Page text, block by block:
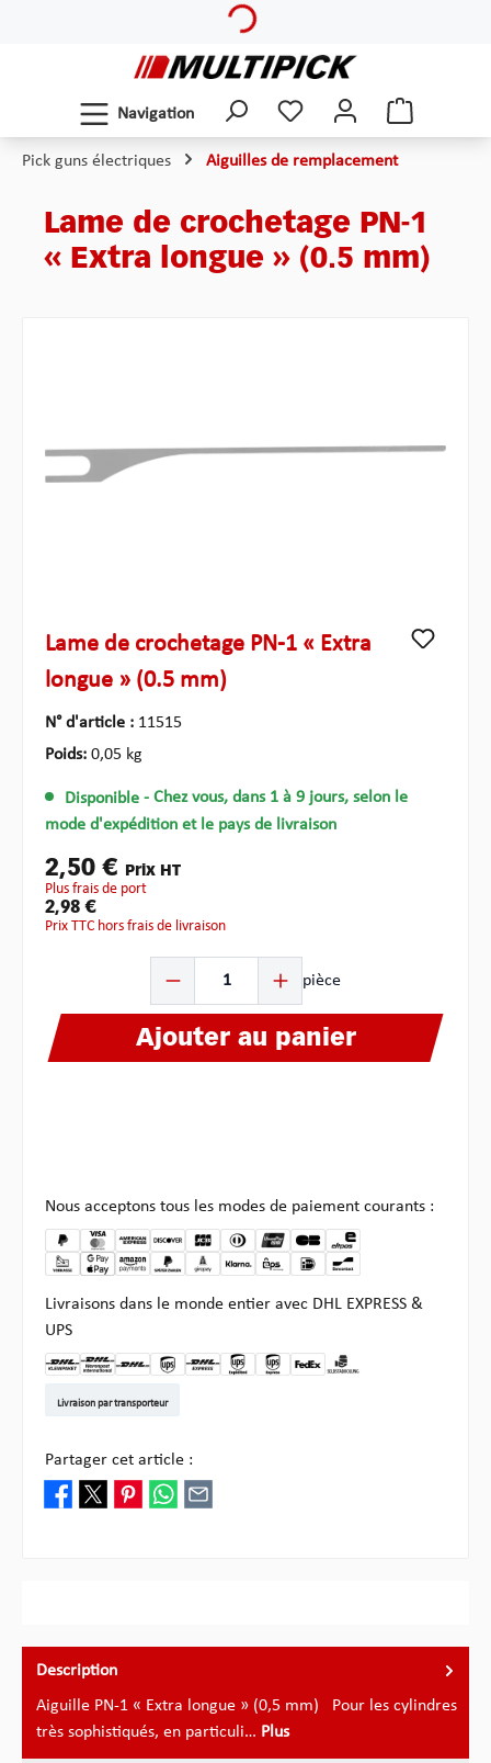
Navigation
Pick guns électriques Aiguilles de remplacement
Lame de crochetage PN-1
« Extra longue » (0.5 mm)
Lame de crochetage PN-1 « Extra
longue » (0.5 mm)
N° d'article : 11515
Poids: 0,05 kg
Disponible - Chez vous, dans 1 à 9 jours, selon le
mode d'expédition et le pays de livraison
2,50 € Prix HT
plus frais de port
2,98 €
Prix TTC hors frais de livraison
pièce
Ajouter au panier
Nous acceptons tous les modes de paiement courants :
Livraisons dans le monde entier avec DHL EXPRESS &
UPS
Livraison par transporteur
Partager cet article :
Description
Aiguille PN-1 « Extra longue » (0,5 mm) Pour les cylindres
très sophistiqués, en particuli… Plus